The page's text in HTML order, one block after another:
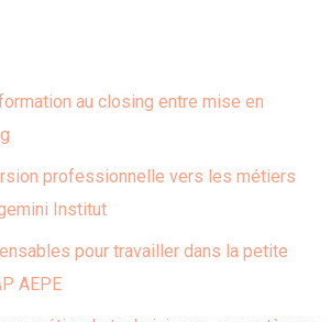
au closing entre mise en
professionnelle vers les métiers
Institut
pour travailler dans la petite
AEPE